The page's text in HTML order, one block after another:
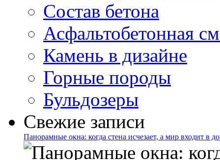
Состав бетона
Асфальтобетонная
Камень в дизайне
Горные породы
Бульдозеры
Свежие записи
Панорамные окна: когда стена исчезает, а мир входит в